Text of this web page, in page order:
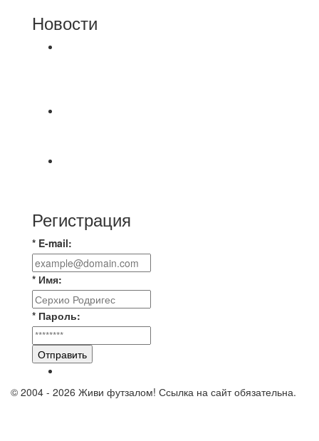
Новости
Регистрация
* E-mail:
* Имя:
* Пароль:
Отправить
© 2004 - 2026 Живи футзалом! Ссылка на сайт обязательна.